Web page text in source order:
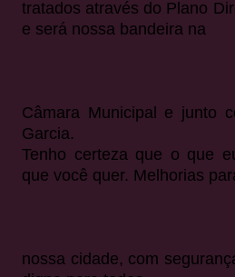
tratados através do Plano
e será nossa bandeira na
Câmara Municipal e junto
Garcia.
Tenho certeza que o que
que você quer. Melhorias
nossa cidade, com